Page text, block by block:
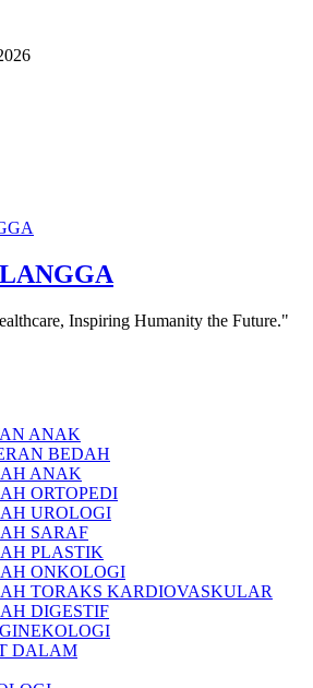
Inspiring Humanity the Future."
ANAK
BEDAH
ANAK
ORTOPEDI
UROLOGI
SARAF
PLASTIK
ONKOLOGI
TORAKS KARDIOVASKULAR
DIGESTIF
DALAM